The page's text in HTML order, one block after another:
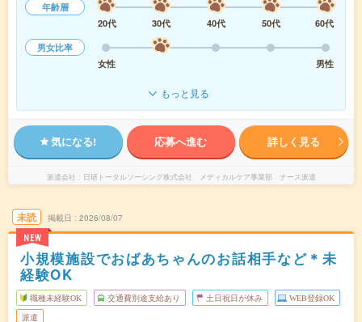
年齢層
20代
30代 40代 50代
60代
男女比率
女性
男性
もっと見る
気になる! 応募へ進む 詳しく見る
派遣会社 日研トータルソーシング株式会社 メディカルケア事業部 ナース派遣
未読
NEW
掲載日 2026/08/07
小規模施設でおばあちゃんのお話相手など＊未
経験OK
職種未経験OK 交通費別途支給あり 土日祝日が休み WEB登録OK
派遣